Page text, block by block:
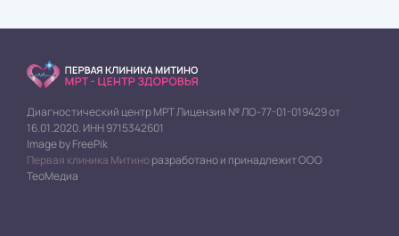
Диагностический центр МРТ Лицензия № ЛО-77-01-019429 от
16.01.2020. ИНН 9715342601
Image by FreePik
Первая клиника Митиноразработано и принадлежит ООО
ТеоМедиа